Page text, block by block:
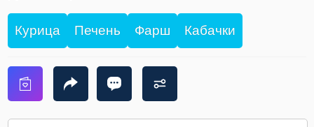
Курица Печень Фарш Кабачки